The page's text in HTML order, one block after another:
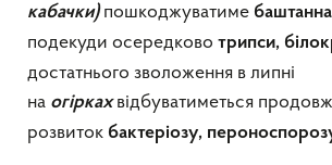
кабачки)пошкоджуватиме баштанна
подекуди осередково трипси,
достатнього зволоження в липні
на огіркахвідбуватиметься
розвиток бактеріозу,